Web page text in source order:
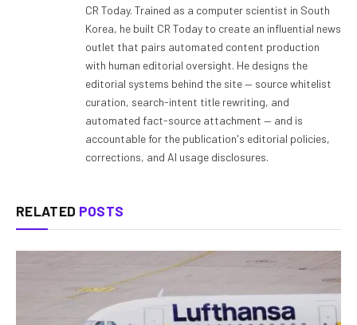
CR Today. Trained as a computer scientist in South
Korea, he built CR Today to create an influential news
outlet that pairs automated content production
with human editorial oversight. He designs the
editorial systems behind the site — source whitelist
curation, search-intent title rewriting, and
automated fact-source attachment — and is
accountable for the publication's editorial policies,
corrections, and AI usage disclosures.
RELATED POSTS